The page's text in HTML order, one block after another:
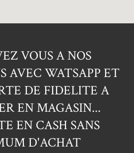
VOUS A NOS
AVEC WATSAPP ET
DE FIDELITE A
EN MAGASIN...
EN CASH SANS
D'ACHAT